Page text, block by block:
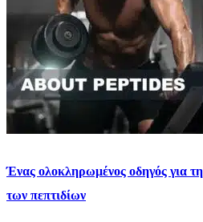
Ένας ολοκληρωμένος οδηγός για
των πεπτιδίων